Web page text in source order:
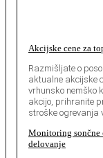
Akcijske cene za
Razmišljate o
aktualne akcijske
vrhunsko nemško
akcijo, prihranite
stroške ogrevanja
Monitoring sončne
delovanje